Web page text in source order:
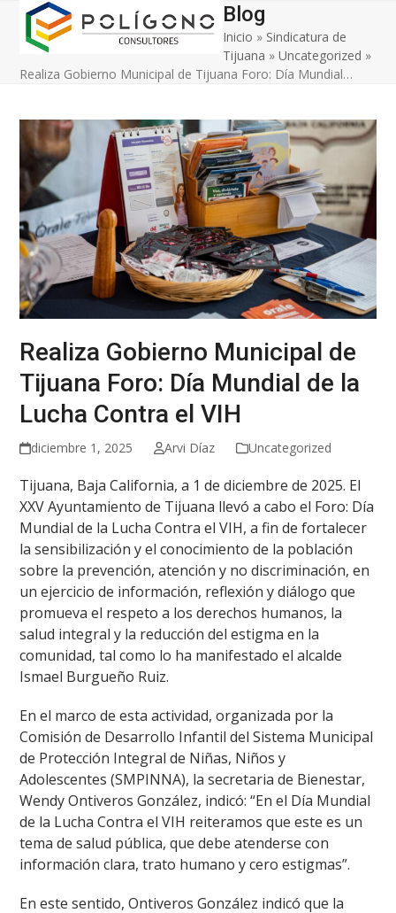
Skip
content
Open
mobile
menu
Close
mobile
menu
Blog
Inicio » Sindicatura de
Tijuana »Uncategorized »
Realiza Gobierno Municipal de Tijuana Foro: Día Mundial…
Realiza Gobierno Municipal de
Tijuana Foro: Día Mundial de la
Lucha Contra el VIH
diciembre 1, 2025 Arvi Díaz Uncategorized
Tijuana, Baja California, a 1 de diciembre de 2025. El
XXV Ayuntamiento de Tijuana llevó a cabo el Foro: Día
Mundial de la Lucha Contra el VIH, a fin de fortalecer
la sensibilización y el conocimiento de la población
sobre la prevención, atención y no discriminación, en
un ejercicio de información, reflexión y diálogo que
promueva el respeto a los derechos humanos, la
salud integral y la reducción del estigma en la
comunidad, tal como lo ha manifestado el alcalde
Ismael Burgueño Ruiz.
En el marco de esta actividad, organizada por la
Comisión de Desarrollo Infantil del Sistema Municipal
de Protección Integral de Niñas, Niños y
Adolescentes (SMPINNA), la secretaria de Bienestar,
Wendy Ontiveros González, indicó: “En el Día Mundial
de la Lucha Contra el VIH reiteramos que este es un
tema de salud pública, que debe atenderse con
información clara, trato humano y cero estigmas”.
En este sentido, Ontiveros González indicó que la